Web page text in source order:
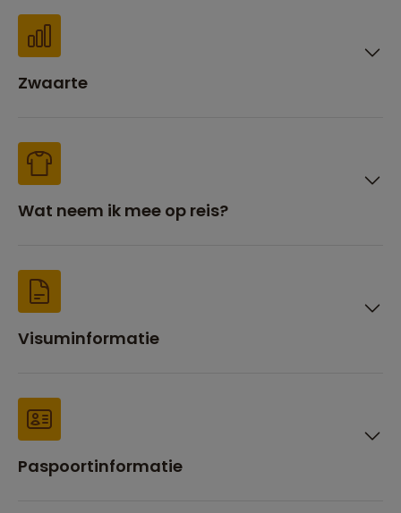
Zwaarte
Wat neem ik mee op reis?
Visuminformatie
Paspoortinformatie